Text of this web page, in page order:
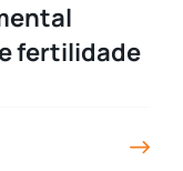
fertilidade